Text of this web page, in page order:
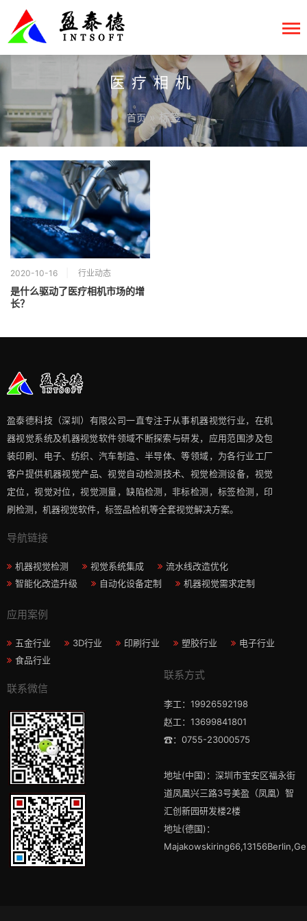
医疗相机
首页 » 标签
2020-10-16 行业动态
是什么驱动了医疗相机市场的增
长？
盈泰德科技（深圳）有限公司一直专注于从事机器视觉行业，在机
器视觉系统及机器视觉软件领域不断探索与研发​，应用范围涉及包
装印刷、电子、纺织、汽车制造、半导体、等领域，为各行业工厂
客户提供机器视觉产品、视觉自动检测技术、视觉检测设备，视觉
定位，视觉对位，视觉测量，缺陷检测，非标检测，标签检测，印
刷检测，机器视觉软件，标签品检机等​全套视觉解决方案​。
导航链接
机器视觉检测 视觉系统集成
流水线改造优化
智能化改造升级
自动化设备定制 机器视觉需求定制
应用案例
五金行业 3D行业 印刷行业 塑胶行业
电子行业
食品行业
联系微信
联系方式
李工：19926592198
赵工：13699841801
☎：0755-23000575
地址(中国)：深圳市宝安区福永街
道凤凰兴三路3号美盈（凤凰）智
汇创新园研发楼2楼
地址(德国)：